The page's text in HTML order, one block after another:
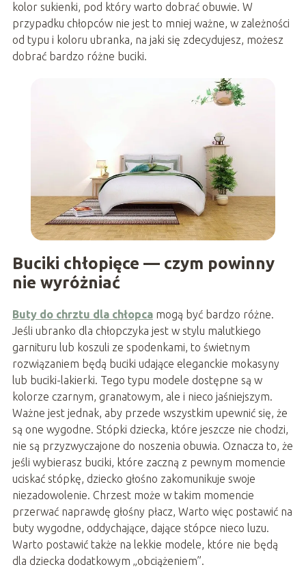
kolor sukienki, pod który warto dobrać obuwie. W
przypadku chłopców nie jest to mniej ważne, w zależności
od typu i koloru ubranka, na jaki się zdecydujesz, możesz
dobrać bardzo różne buciki.
Buciki chłopięce — czym powinny
nie wyróżniać
Buty do chrztu dla chłopcamogą być bardzo różne.
Jeśli ubranko dla chłopczyka jest w stylu malutkiego
garnituru lub koszuli ze spodenkami, to świetnym
rozwiązaniem będą buciki udające eleganckie mokasyny
lub buciki-lakierki. Tego typu modele dostępne są w
kolorze czarnym, granatowym, ale i nieco jaśniejszym.
Ważne jest jednak, aby przede wszystkim upewnić się, że
są one wygodne. Stópki dziecka, które jeszcze nie chodzi,
nie są przyzwyczajone do noszenia obuwia. Oznacza to, że
jeśli wybierasz buciki, które zaczną z pewnym momencie
uciskać stópkę, dziecko głośno zakomunikuje swoje
niezadowolenie. Chrzest może w takim momencie
przerwać naprawdę głośny płacz, Warto więc postawić na
buty wygodne, oddychające, dające stópce nieco luzu.
Warto postawić także na lekkie modele, które nie będą
dla dziecka dodatkowym „obciążeniem”.